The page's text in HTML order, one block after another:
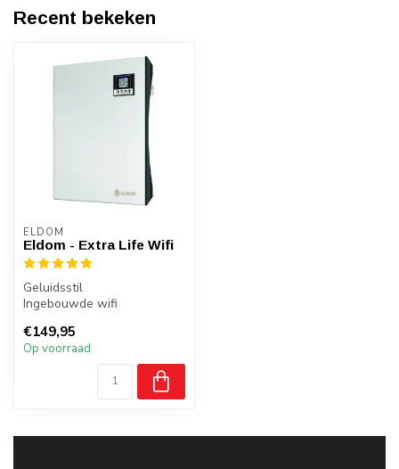
Recent bekeken
ELDOM
Eldom - Extra Life Wifi
Geluidsstil
Ingebouwde wifi
Plaatsing : wand of
vrijstaand
€149,95
Op voorraad